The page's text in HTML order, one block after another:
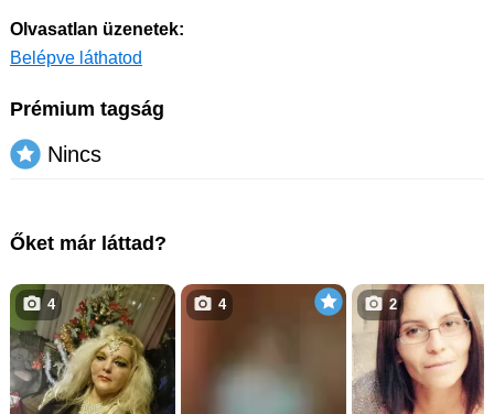
Olvasatlan üzenetek:
Belépve láthatod
Prémium tagság
Nincs
Őket már láttad?
4 4 2